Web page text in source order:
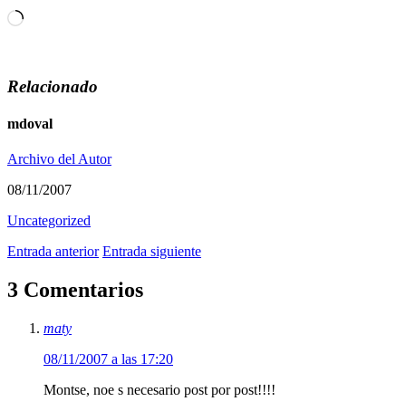
Cargando...
Relacionado
mdoval
Archivo del Autor
08/11/2007
Uncategorized
Entrada anterior Entrada siguiente
3 Comentarios
maty
08/11/2007 a las 17:20
Montse, noe s necesario post por post!!!!